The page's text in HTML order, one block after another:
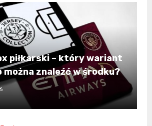
piłkarski – który wariant
można znaleźć w środku?